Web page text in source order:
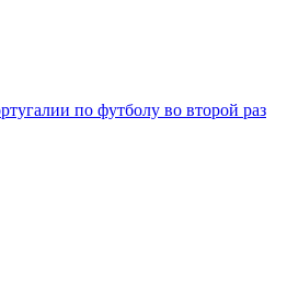
по футболу во второй раз